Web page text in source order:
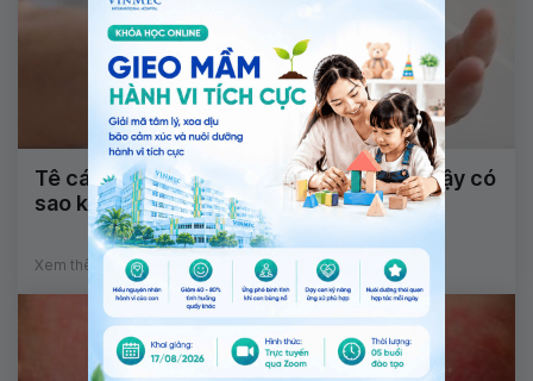
Tê cánh tay kèm đau gót chân khi ngủ dậy có
sao không?
Xem thêm